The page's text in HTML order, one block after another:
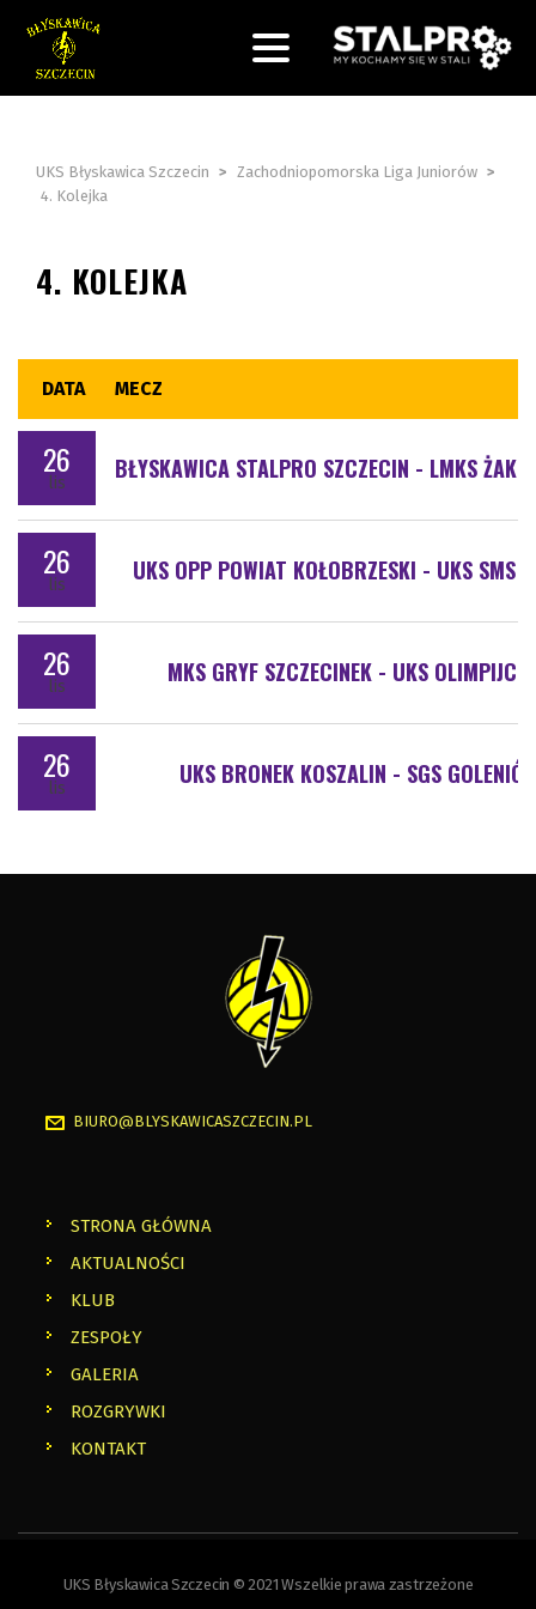
UKS Błyskawica Szczecin > Zachodniopomorska Liga Juniorów >
4. Kolejka
4. KOLEJKA
DATA MECZ
26
lis BŁYSKAWICA STALPRO SZCZECIN - LMKS ŻAK
26
lis UKS OPP POWIAT KOŁOBRZESKI - UKS SMS
26
lis MKS GRYF SZCZECINEK - UKS
26
lis UKS BRONEK KOSZALIN - SGS
BIURO@BLYSKAWICASZCZECIN.PL
STRONA GŁÓWNA
AKTUALNOŚCI
KLUB
ZESPOŁY
GALERIA
ROZGRYWKI
KONTAKT
UKS Błyskawica Szczecin © 2021 Wszelkie prawa zastrzeżone